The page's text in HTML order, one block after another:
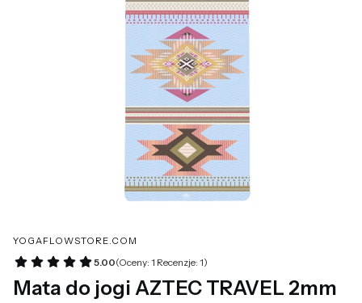
YOGAFLOWSTORE.COM
5.00(Oceny: 1 Recenzje: 1)
Mata do jogi AZTEC TRAVEL 2mm